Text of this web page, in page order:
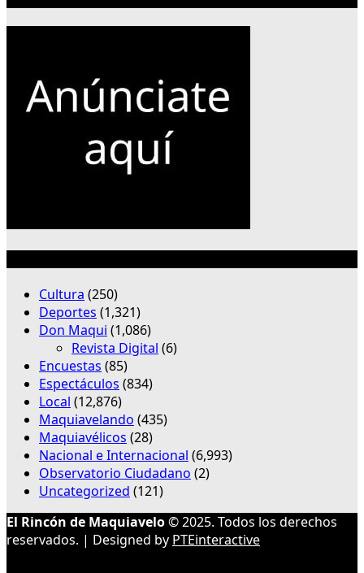
Cultura (250)
Deportes (1,321)
Don Maqui (1,086)
Revista Digital (6)
Encuestas (85)
Espectáculos (834)
Local (12,876)
Maquiavelando (435)
Maquiavélicos (28)
Nacional e Internacional (6,993)
Observatorio Ciudadano (2)
Uncategorized (121)
El Rincón de Maquiavelo© 2025. Todos los derechos
reservados. | Designed by PTEinteractive